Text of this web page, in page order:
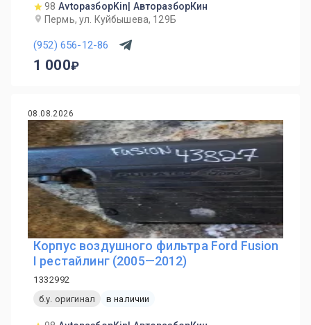
98 AvtoразборKin| АвторазборКин
Пермь, ул. Куйбышева, 129Б
(952) 656-12-86
1 000
08.08.2026
Корпус воздушного фильтра Ford Fusion
I рестайлинг (2005—2012)
1332992
б.у. оригинал
в наличии